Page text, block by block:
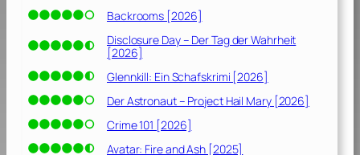
Backrooms [2026]
Disclosure Day – Der Tag der Wahrheit
[2026]
Glennkill: Ein Schafskrimi [2026]
Der Astronaut – Project Hail Mary [2026]
Crime 101 [2026]
Avatar: Fire and Ash [2025]